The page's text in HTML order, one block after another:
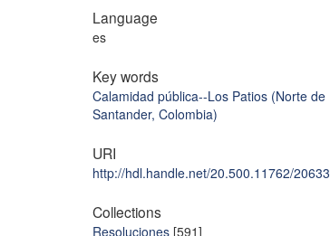
Language
es
Key words
Calamidad pública--Los Patios (Norte de
Santander, Colombia)
URI
http://hdl.handle.net/20.500.11762/20633
Collections
Resoluciones [591]